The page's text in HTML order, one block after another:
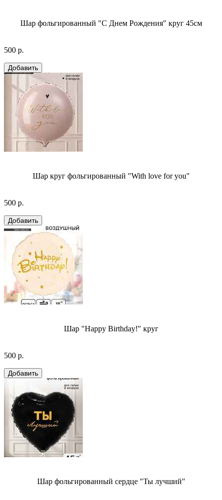
Шар фольгированный "С Днем Рождения" круг 45см
500 р.
Шар круг фольгированный "With love for you"
500 р.
Шар "Happy Birthday!" круг
500 р.
Шар фольгированный сердце "Ты лучший"